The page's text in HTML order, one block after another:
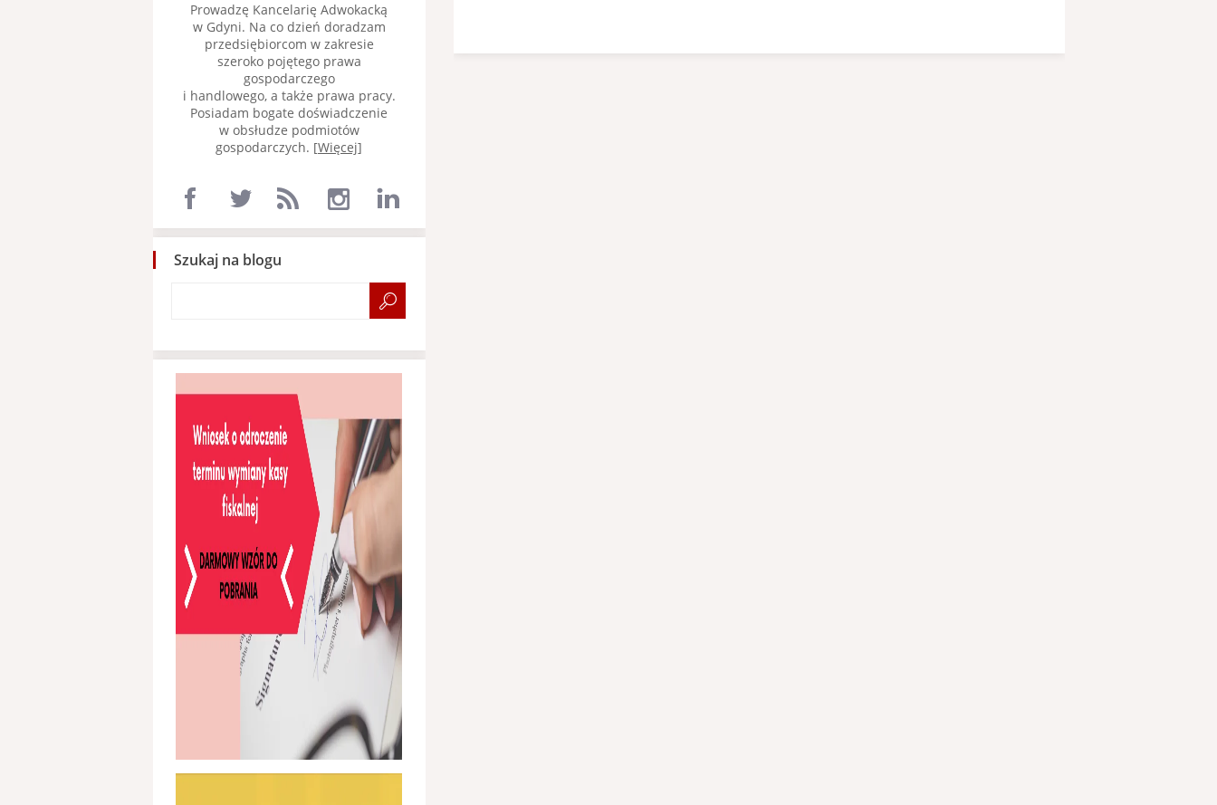
Prowadzę Kancelarię Adwokacką
w Gdyni. Na co dzień doradzam
przedsiębiorcom w zakresie
szeroko pojętego prawa
gospodarczego
i handlowego, a także prawa pracy.
Posiadam bogate doświadczenie
w obsłudze podmiotów
gospodarczych. [Więcej]
Szukaj na blogu